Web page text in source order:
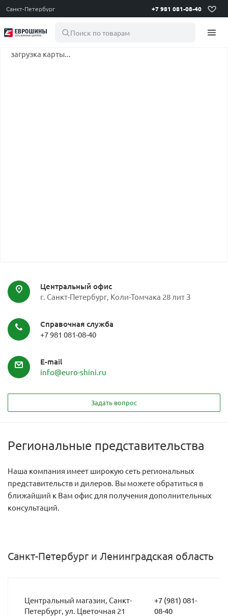
Санкт-Петербург +7 981 081-08-40
Поиск по товарам
загрузка карты...
Центральный офис
г. Санкт-Петербург, Коли-Томчака 28 лит З
Справочная служба
+7 981 081-08-40
E-mail
info@euro-shini.ru
Задать вопрос
Региональные представительства
Наша компания имеет широкую сеть региональных
представительств и дилеров. Вы можете обратиться в
ближайший к Вам офис для получения дополнительных
консультаций.
Санкт-Петербург и Ленинградская область
Центральный магазин, Санкт-
Петербург, ул. Цветочная 21
+7 (981) 081-
08-40